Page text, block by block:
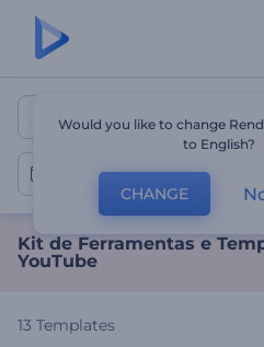
Kit de
Vídeos do YouTube
Kit de Ferramentas e
YouTube
13 Templates
Would you like to change
to English?
CHANGE